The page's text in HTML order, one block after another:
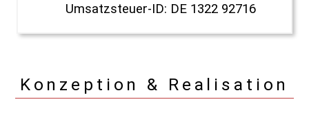
Umsatzsteuer-ID: DE 1322 92716
Konzeption & Realisation